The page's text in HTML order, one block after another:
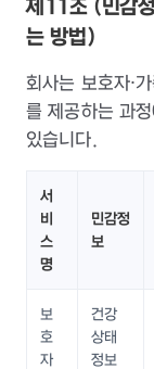
제11조 (민감
는 방법)
회사는 보호자·
를 제공하는 과
있습니다.
서
비
스
명
민감정
보
보
호
자
건강
상태
정보